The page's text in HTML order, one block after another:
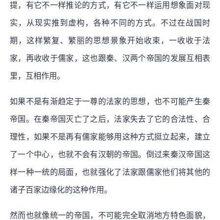
提，有它不一样推论的方式，有它不一样运用想象面对现
实，从现实推到虚构，各种不同的方式。不过在战国时
期，这样繁复、繁丽的思想景象开始收束，一收收于法
家，再收收于儒家，这也跟秦、汉两个帝国的发展互相表
里，互相作用。
如果不是有渐趋定于一尊的法家的思想，也不可能产生秦
帝国。在秦帝国灭亡了之后，法家失去了它的合法性、合
理性，如果不是再有儒家能够用这种方式挺立起来，建立
了一个中心，也就不会有汉朝的帝国。倒过来秦汉帝国这
样一种一统的局面，也就强化了法家跟儒家他们将其他的
诸子百家边缘化的这种作用。
然而也就像统一的帝国，不可能完全取消地方特色面貌，